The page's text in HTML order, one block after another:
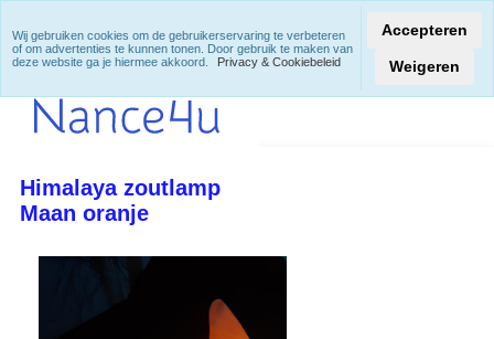
Himalaya zoutlamp
Maan oranje
Wij gebruiken cookies om de gebruikerservaring te verbeteren
of om advertenties te kunnen tonen. Door gebruik te maken van
deze website ga je hiermee akkoord.
Privacy & Cookiebeleid
Accepteren
Weigeren